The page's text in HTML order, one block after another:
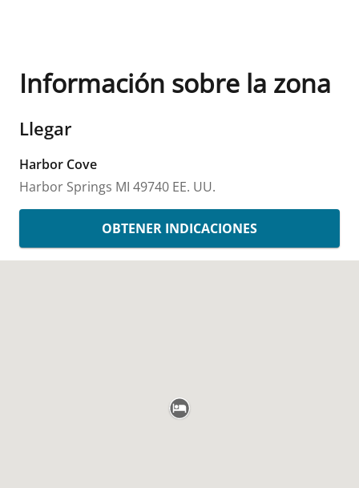
Información sobre la zona
Llegar
Harbor Cove
Harbor Springs MI 49740 EE. UU.
OBTENER INDICACIONES